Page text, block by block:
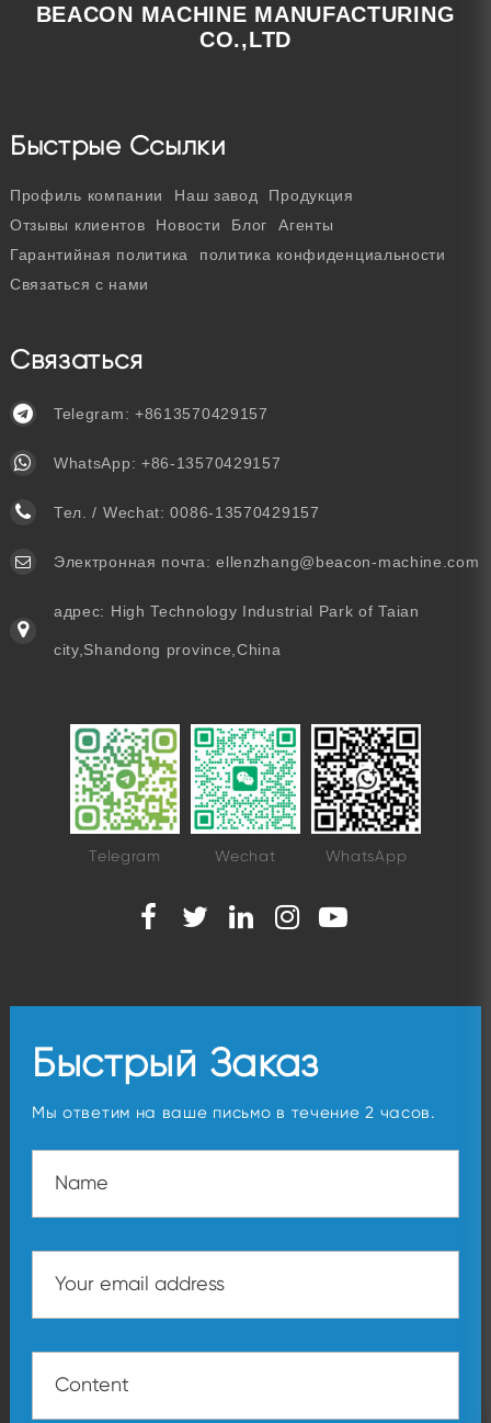
BEACON MACHINE MANUFACTURING
CO.,LTD
Быстрые Ссылки
Профиль компании Наш завод
Продукция
Отзывы клиентов
Новости Блог
Агенты
Гарантийная политика
политика конфиденциальности
Связаться с нами
Связаться
Telegram: +8613570429157
WhatsApp: +86-13570429157
Тел. / Wechat:0086-13570429157
Электронная почта:ellenzhang@beacon-machine.com
адрес: High Technology Industrial Park of Taian
city,Shandong province,China
Telegram Wechat WhatsApp
Быстрый Заказ
Мы ответим на ваше письмо в течение 2 часов.